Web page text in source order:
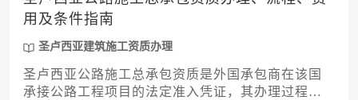
用及条件指南
圣卢西亚建筑施工资质办理
圣卢西亚公路施工总承包资质是外国承包商在该国
承接公路工程项目的法定准入凭证，其办理过程需